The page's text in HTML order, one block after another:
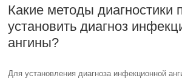
Какие методы диагностики
установить диагноз
ангины?
Для установления диагноза инфекционной